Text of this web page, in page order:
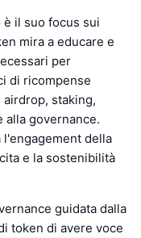
il suo focus sui
mira a educare e
per
di ricompense
staking,
governance.
della
e la sostenibilità
guidata dalla
token di avere voce